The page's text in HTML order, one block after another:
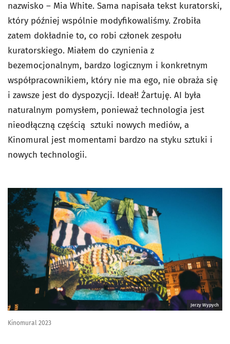
nazwisko – Mia White. Sama napisała tekst kuratorski,
który później wspólnie modyfikowaliśmy. Zrobiła
zatem dokładnie to, co robi członek zespołu
kuratorskiego. Miałem do czynienia z
bezemocjonalnym, bardzo logicznym i konkretnym
współpracownikiem, który nie ma ego, nie obraża się
i zawsze jest do dyspozycji. Ideał! Żartuję. AI była
naturalnym pomysłem, ponieważ technologia jest
nieodłączną częścią sztuki nowych mediów, a
Kinomural jest momentami bardzo na styku sztuki i
nowych technologii.
Jerzy Wypych
Kinomural 2023